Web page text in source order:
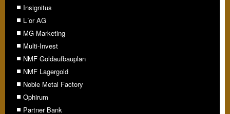
Insignitus
L´or AG
MG Marketing
Multi-Invest
NMF Goldaufbauplan
NMF Lagergold
Noble Metal Factory
Ophirum
Partner Bank